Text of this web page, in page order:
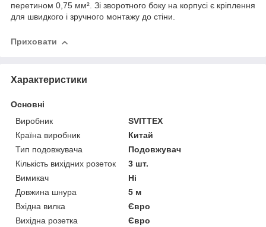
перетином 0,75 мм². Зі зворотного боку на корпусі є кріплення
для швидкого і зручного монтажу до стіни.
Приховати
Характеристики
Основні
Виробник
SVITTEX
Країна виробник
Китай
Тип подовжувача
Подовжувач
Кількість вихідних розеток
3 шт.
Вимикач
Ні
Довжина шнура
5 м
Вхідна вилка
Євро
Вихідна розетка
Євро